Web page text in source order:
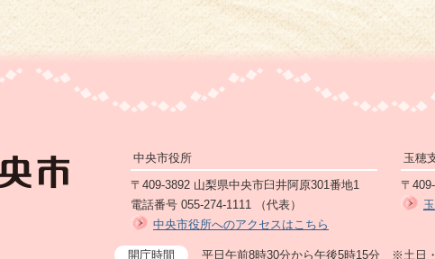
中央市役所
〒409-3892 山梨県中央市臼井阿原301番地1
電話番号 055-274-1111 （代表）
中央市役所へのアクセスはこちら
玉穂
〒
開庁時間 平日午前8時30分から午後5時15分 ※土日